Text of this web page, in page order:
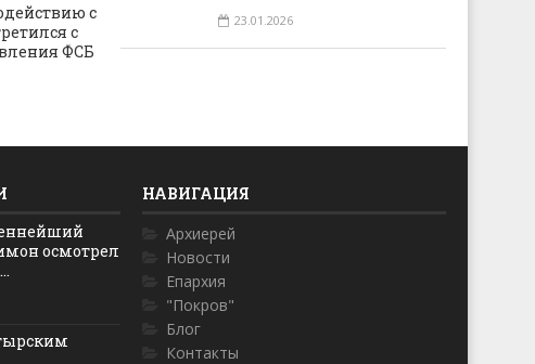
с
с
ФСБ
23.01.2026
осмотрел
НАВИГАЦИЯ
Архиерей
Новости
Епархия
"Покров"
Блог
Контакты